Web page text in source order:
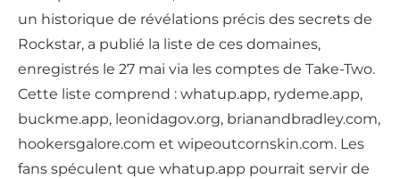
un historique de révélations précis des secrets de
Rockstar, a publié la liste de ces domaines,
enregistrés le 27 mai via les comptes de Take-Two.
Cette liste comprend : whatup.app, rydeme.app,
buckme.app, leonidagov.org, brianandbradley.com,
hookersgalore.com et wipeoutcornskin.com. Les
fans spéculent que whatup.app pourrait servir de